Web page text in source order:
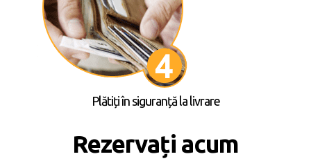
Plătiți în siguranță la livrare
Rezervați acum